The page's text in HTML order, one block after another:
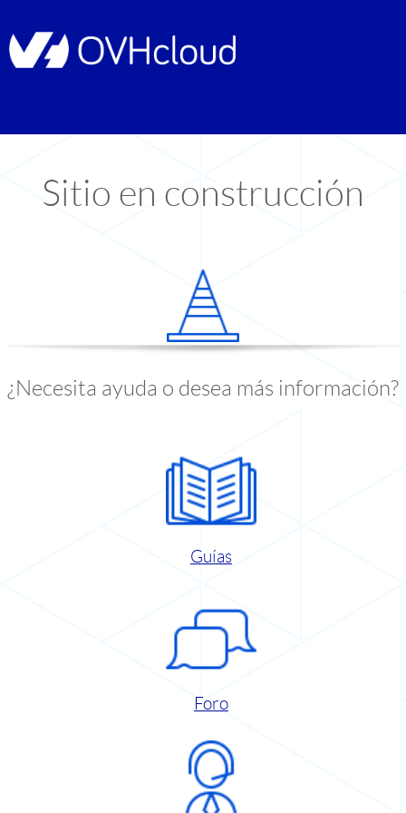
Sitio en construcción
¿Necesita ayuda o desea más información?
Guías
Foro